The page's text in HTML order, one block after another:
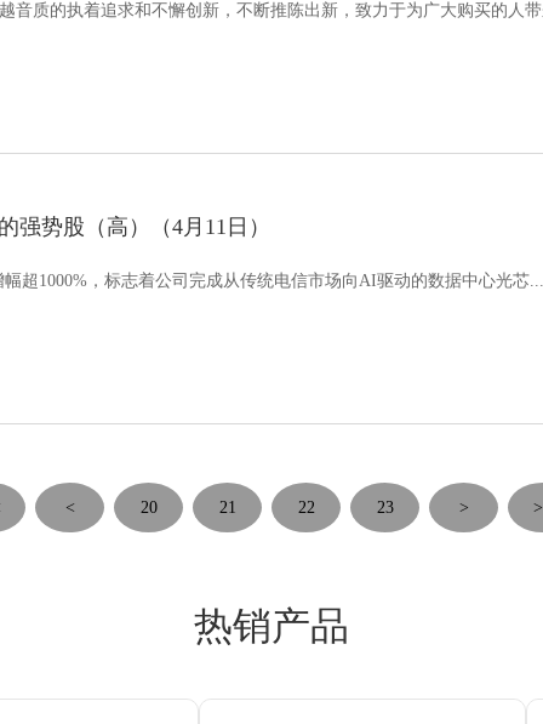
音质的执着追求和不懈创新，不断推陈出新，致力于为广大购买的人
强势股（高）（4月11日）
超1000%，标志着公司完成从传统电信市场向AI驱动的数据中心光芯...
< 20 21 22 23 >
热销产品